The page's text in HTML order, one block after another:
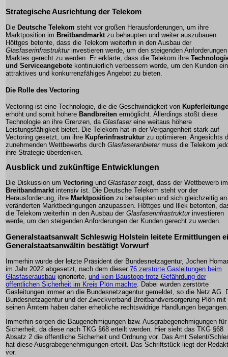
Strategische Ausrichtung der Telekom
Die Deutsche Telekom steht vor großen Herausforderungen, um ihre
Marktposition im Breitbandmarktzu behaupten und weiter auszubauen.
Höttges betonte, dass die Telekom weiterhin in den Ausbau der
Glasfaserinfrastrukturinvestieren werde, um den steigenden
Marktes gerecht zu werden. Er erklärte, dass die Telekom ihre
und Serviceangebote kontinuierlich verbessern werde, um den Kunden ein
attraktives und konkurrenzfähiges Angebot zu bieten.
Die Rolle des Vectoring
Vectoring ist eine Technologie, die die Geschwindigkeit von
erhöht und somit höhere Bandbreiten ermöglicht. Allerdings stößt diese
Technologie an ihre Grenzen, da Glasfasereine weitaus höhere
Leistungsfähigkeit bietet. Die Telekom hat in der Vergangenheit stark auf
Vectoring gesetzt, um ihre Kupferinfrastruktur zu optimieren. Angesichts
zunehmenden Wettbewerbs durch Glasfaseranbietermuss die Telekom
ihre Strategie überdenken.
Ausblick und zukünftige Entwicklungen
Die Diskussion um Vectoring und Glasfaserzeigt, dass der Wettbewerb im
Breitbandmarkt intensiv ist. Die Deutsche Telekom steht vor der
Herausforderung, ihre Marktposition zu behaupten und sich gleichzeitig
veränderten Marktbedingungen anzupassen. Höttges und Illek betonten,
die Telekom weiterhin in den Ausbau der Glasfaserinfrastrukturinvestieren
werde, um den steigenden Anforderungen der Kunden gerecht zu werden.
Generalstaatsanwalt Schleswig Holstein leitete Ermittlungen
Generalstaatsanwältin bestätigt Vorwurf
Immerhin wurde der letzte Präsident der Bundesnetzagentur, Jochen
im Jahr 2022 abgesetzt, nach dem dieser 76 zerstörte Gasleitungen beim
Glasfaserausbau ignorierte, und kein Baustopp trotz Gefährdung der
öffentlichen Sicherheit im Kreis Plön machte. Dabei wurden zerstörte
Gasleitungen immer an die Bundesnetzagentur gemeldet, so die Netz AG.
Bundesnetzagentur und der Zweckverband Breitbandversorgerung Plön mit
seinen Ämtern haben daher erhebliche rechtswidrige Handlungen begangen.
Immerhin sorgen die Baugenehmigungen bzw. Ausgrabegenehmigungen für
Sicherheit, da diese nach TKG §68 erteilt werden. Hier sieht das TKG §68
Absatz 2 die öffentliche Sicherheit und Ordnung vor. Das Amt Selent/
hat diese Ausgrabegenehmigungen erteilt. Das Schriftstück liegt der
vor.